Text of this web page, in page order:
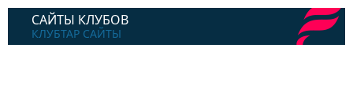
САЙТЫ КЛУБОВ
КЛУБТАР САЙТЫ